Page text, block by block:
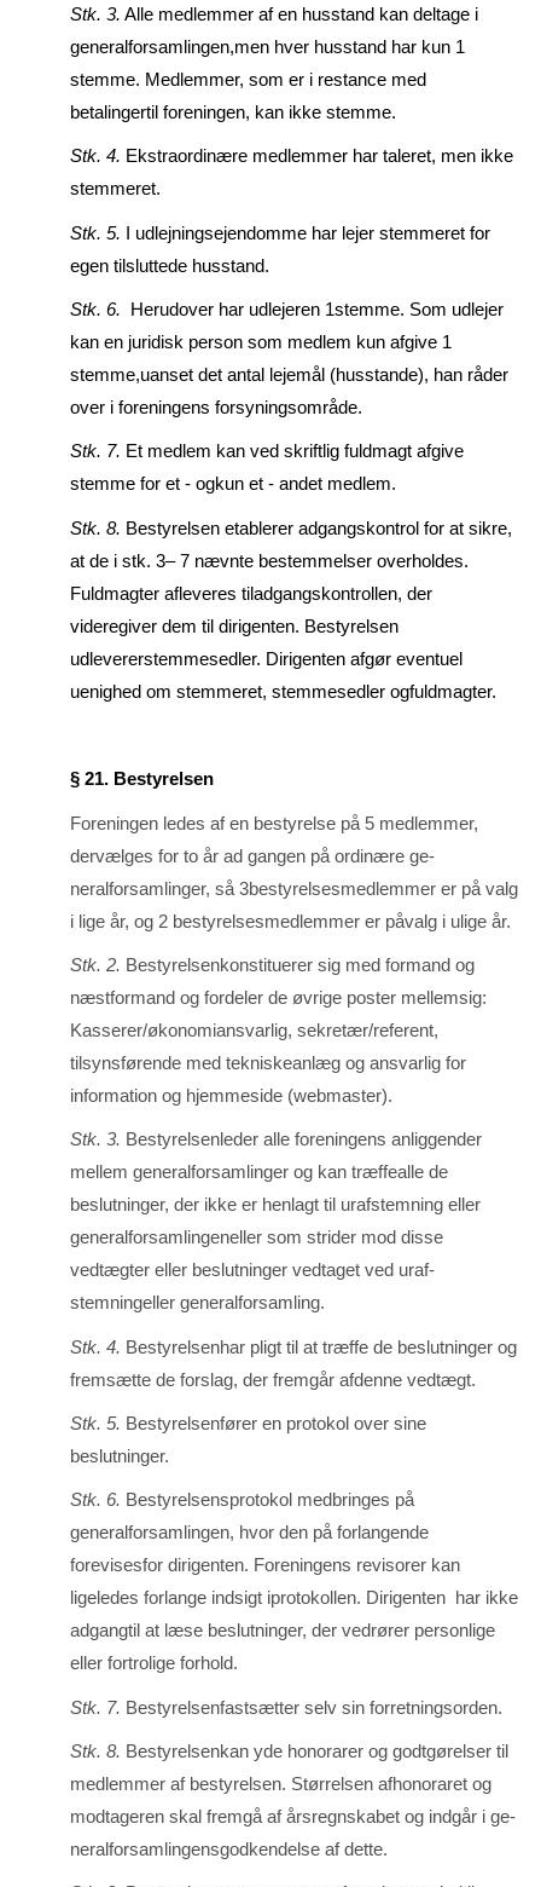
Stk. 3. Alle medlemmer af en husstand kan deltage i
generalforsamlingen,men hver husstand har kun 1
stemme. Medlemmer, som er i restance med
betalingertil for­eningen, kan ikke stemme.
Stk. 4. Ekstraordinære medlemmer har taleret, men ikke
stemmeret.
Stk. 5. I udlejningsejendomme har lejer stemmeret for
egen tilsluttede husstand.
Stk. 6. Herudover har udlejeren 1stemme. Som udlejer
kan en juridisk person som medlem kun af­give 1
stemme,uanset det antal lejemål (husstande), han råder
over i foreningens forsyningsom­råde.
Stk. 7. Et medlem kan ved skriftlig fuldmagt afgive
stemme for et - ogkun et - andet medlem.
Stk. 8. Bestyrelsen etablerer adgangskontrol for at sikre,
at de i stk. 3– 7 nævnte be­stemmelser over­­holdes.
Fuldmagter afleveres tiladgangskontrollen, der
videregiver dem til dirigenten. Bestyrel­sen
udlevererstemmesedler. Dirigenten afgør eventuel
uenighed om stemmeret, stemmesedler ogfuldmagter.
§ 21. Bestyrelsen
Foreningen ledes af en bestyrelse på 5 medlemmer,
dervælges for to år ad gangen på ordinære ge­
neralforsamlinger, så 3bestyrelsesmedlemmer er på valg
i lige år, og 2 bestyrelsesmedlem­mer er påvalg i ulige år.
Stk. 2. Bestyrelsenkonstituerer sig med formand og
næstformand og fordeler de øv­rige poster mel­lemsig:
Kasserer/økonomiansvarlig, sekretær/referent,
tilsynsførende med tekniskeanlæg og an­svarlig for
information og hjemmeside (webmaster).
Stk. 3. Bestyrelsenleder alle foreningens anliggender
mellem generalforsamlinger og kan træffealle de
beslutninger, der ikke er henlagt til urafstemning eller
generalfor­samlingeneller som strider mod disse
vedtægter eller beslutninger vedtaget ved uraf­
stemningeller generalforsamling.
Stk. 4. Bestyrelsenhar pligt til at træffe de beslutninger og
fremsætte de forslag, der fremgår afdenne vedtægt.
Stk. 5. Bestyrelsenfører en protokol over sine
beslutninger.
Stk. 6. Bestyrelsensprotokol medbringes på
generalforsamlingen, hvor den på forlan­gende
forevisesfor dirigenten. Foreningens revisorer kan
ligeledes forlange indsigt iprotokollen. Dirigenten har ikke
adgangtil at læse beslutninger, der vedrører personlige
eller fortrolige forhold.
Stk. 7. Bestyrelsenfastsætter selv sin forretningsorden.
Stk. 8. Bestyrelsenkan yde honorarer og godtgørelser til
medlemmer af bestyrelsen. Størrelsen afhonoraret og
modtageren skal fremgå af årsregnskabet og indgår i ge­
neralforsamlingensgodkendelse af dette.